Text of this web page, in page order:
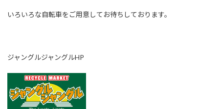
いろいろな自転車をご用意してお待ちしております。
ジャングルジャングルHP